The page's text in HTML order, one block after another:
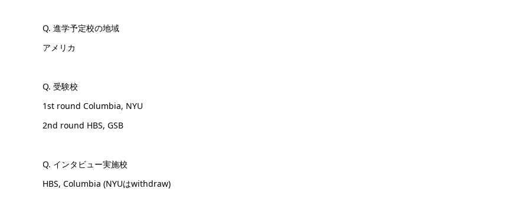
Q. 進学予定校の地域
アメリカ
Q. 受験校
1st round Columbia, NYU
2nd round HBS, GSB
Q. インタビュー実施校
HBS, Columbia (NYUはwithdraw)